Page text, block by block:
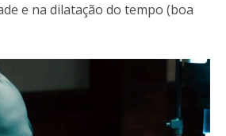
e na dilatação do tempo (boa